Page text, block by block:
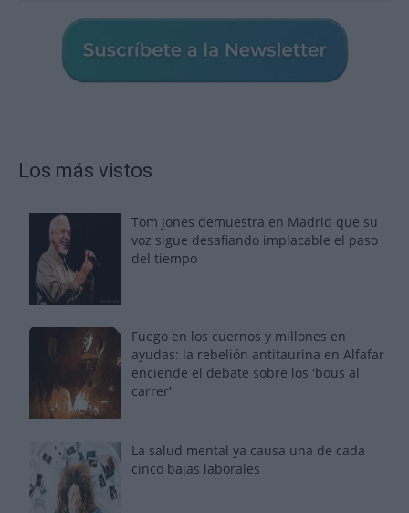
Los más vistos
Tom Jones demuestra en Madrid que su
voz sigue desafiando implacable el paso
del tiempo
Fuego en los cuernos y millones en
ayudas: la rebelión antitaurina en Alfafar
enciende el debate sobre los 'bous al
carrer'
La salud mental ya causa una de cada
cinco bajas laborales